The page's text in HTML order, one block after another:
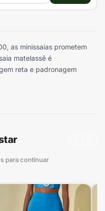
as minissaias prometem
matelassê é
reta e padronagem
para continuar